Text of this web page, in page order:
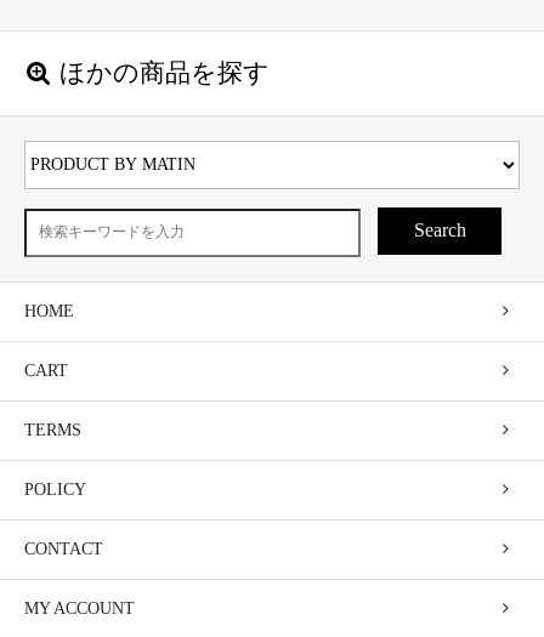
ほかの商品を探す
Search
HOME
CART
TERMS
POLICY
CONTACT
MY ACCOUNT